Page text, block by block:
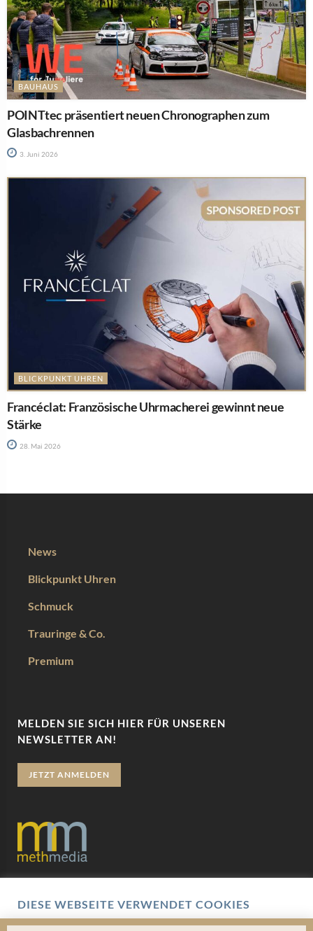
BAUHAUS
POINTtec präsentiert neuen Chronographen zum
Glasbachrennen
3. Juni 2026
BLICKPUNKT UHREN
Francéclat: Französische Uhrmacherei gewinnt neue
Stärke
28. Mai 2026
News
Blickpunkt Uhren
Schmuck
Trauringe & Co.
Premium
MELDEN SIE SICH HIER FÜR UNSEREN
NEWSLETTER AN!
JETZT ANMELDEN
Impressum
DIESE WEBSEITE VERWENDET COOKIES
Wir verwenden Cookies um Ihnen eine optimale